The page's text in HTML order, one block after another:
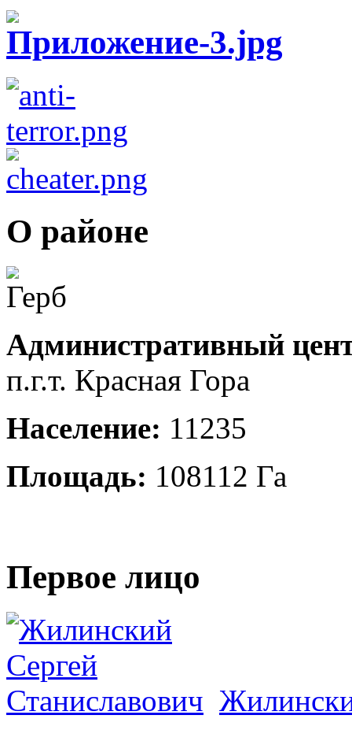
О районе
Административный
п.г.т. Красная Гора
Население: 11235
Площадь: 108112 Га
Первое лицо